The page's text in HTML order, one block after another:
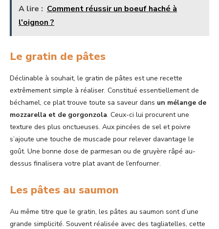
A lire : Comment réussir un boeuf haché à
l'oignon ?
Le gratin de pâtes
Déclinable à souhait, le gratin de pâtes est une recette
extrêmement simple à réaliser. Constitué essentiellement de
béchamel, ce plat trouve toute sa saveur dans un mélange de
mozzarella et de gorgonzola. Ceux-ci lui procurent une
texture des plus onctueuses. Aux pincées de sel et poivre
s’ajoute une touche de muscade pour relever davantage le
goût. Une bonne dose de parmesan ou de gruyère râpé au-
dessus finalisera votre plat avant de l’enfourner.
Les pâtes au saumon
Au même titre que le gratin, les pâtes au saumon sont d’une
grande simplicité. Souvent réalisée avec des tagliatelles, cette